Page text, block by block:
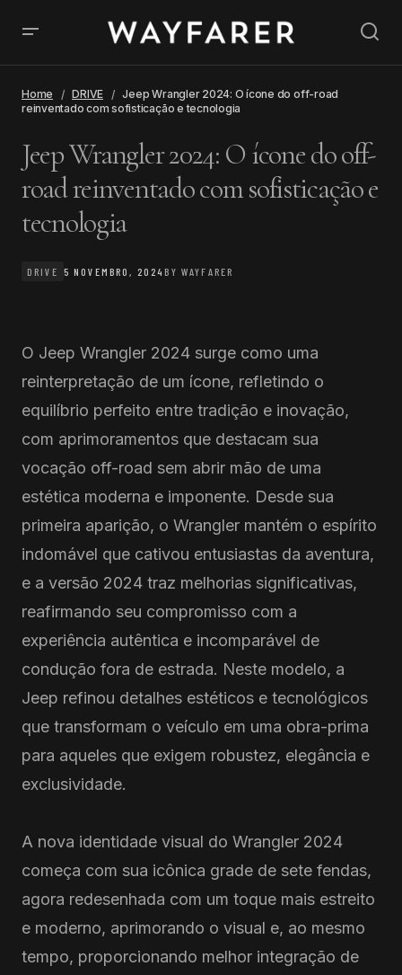
Home DRIVE
Jeep Wrangler 2024: O ícone do off-road
reinventado com sofisticação e tecnologia
Jeep Wrangler 2024: O ícone do off-
road reinventado com sofisticação e
tecnologia
DRIVE 5 NOVEMBRO, 2024BY WAYFARER
O Jeep Wrangler 2024 surge como uma
reinterpretação de um ícone, refletindo o
equilíbrio perfeito entre tradição e inovação,
com aprimoramentos que destacam sua
vocação off-road sem abrir mão de uma
estética moderna e imponente. Desde sua
primeira aparição, o Wrangler mantém o espírito
indomável que cativou entusiastas da aventura,
e a versão 2024 traz melhorias significativas,
reafirmando seu compromisso com a
experiência autêntica e incomparável de
condução fora de estrada. Neste modelo, a
Jeep refinou detalhes estéticos e tecnológicos
que transformam o veículo em uma obra-prima
para aqueles que exigem robustez, elegância e
exclusividade.
A nova identidade visual do Wrangler 2024
começa com sua icônica grade de sete fendas,
agora redesenhada com um toque mais estreito
e moderno, aprimorando o visual e, ao mesmo
tempo, proporcionando melhor integração de